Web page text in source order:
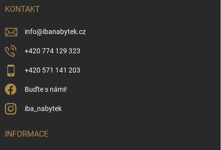
KONTAKT
info@ibanabytek.cz
+420 774 129 323
+420 571 141 203
Buďte s námi!
iba_nabytek
INFORMACE